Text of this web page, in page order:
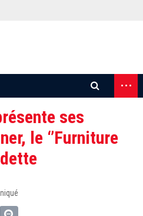
...
ses
le ‘’Furniture